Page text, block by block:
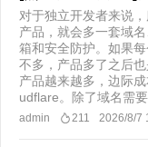
对于独立开发者来说
产品，就会多一套域
箱和安全防护。如果
不多，产品多了之后
产品越来越多，边际
udflare。除了域名需要
admin 211 2026/8/7